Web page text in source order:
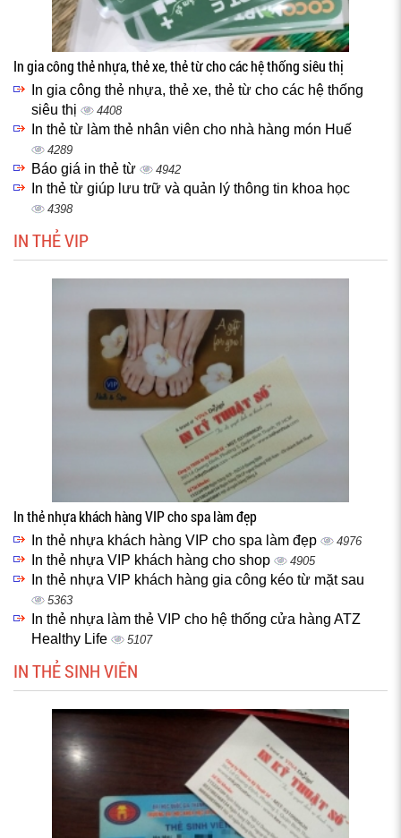
In gia công thẻ nhựa, thẻ xe, thẻ từ cho các hệ thống siêu thị
In gia công thẻ nhựa, thẻ xe, thẻ từ cho các hệ thống
siêu thị
4408
In thẻ từ làm thẻ nhân viên cho nhà hàng món Huế
4289
Báo giá in thẻ từ 4942
In thẻ từ giúp lưu trữ và quản lý thông tin khoa học
4398
IN THẺ VIP
In thẻ nhựa khách hàng VIP cho spa làm đẹp
In thẻ nhựa khách hàng VIP cho spa làm đẹp 4976
In thẻ nhựa VIP khách hàng cho shop 4905
In thẻ nhựa VIP khách hàng gia công kéo từ mặt sau
5363
In thẻ nhựa làm thẻ VIP cho hệ thống cửa hàng ATZ
Healthy Life
5107
IN THẺ SINH VIÊN